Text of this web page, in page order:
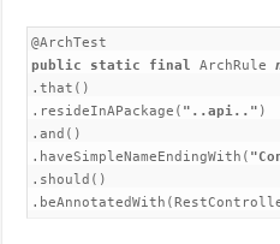
public static final ArchRule
.that()
.resideInAPackage( "..api.." )
.and()
.haveSimpleNameEndingWith(
.should()